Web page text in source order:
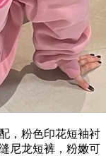
，粉色印花短袖衬
尼龙短裤，粉嫩可